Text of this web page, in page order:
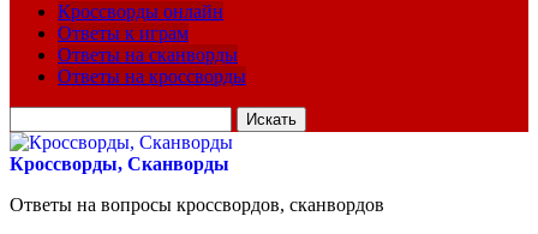
Кроссворды онлайн
Ответы к играм
Ответы на сканворды
Ответы на кроссворды
для:
Кроссворды, Сканворды
Ответы на вопросы кроссвордов, сканвордов